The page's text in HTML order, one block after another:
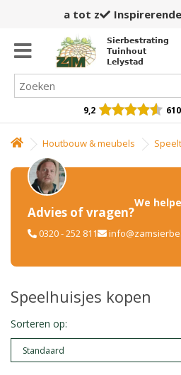
Inspirerende showtuin,
Sierbestrating
Tuinhout
Lelystad
9,2
Houtbouw & meubels
Advies of vragen?
We
0320 - 252 811
Speelhuisjes kopen
Sorteren op: